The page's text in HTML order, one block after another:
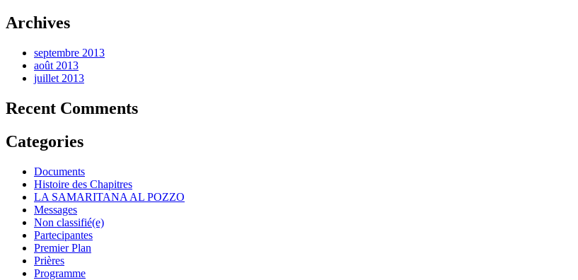
Archives
septembre 2013
août 2013
juillet 2013
Recent Comments
Categories
Documents
Histoire des Chapitres
LA SAMARITANA AL POZZO
Messages
Non classifié(e)
Partecipantes
Premier Plan
Prières
Programme